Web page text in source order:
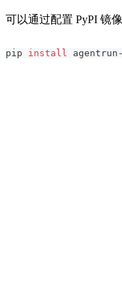
可以通过配置 PyPI 镜
pip install